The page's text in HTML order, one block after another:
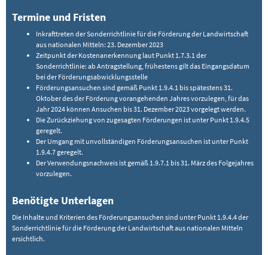
Termine und Fristen
Inkrafttreten der Sonderrichtlinie für die Förderung der Landwirtschaft
aus nationalen Mitteln: 23. Dezember 2023
Zeitpunkt der Kostenanerkennung laut Punkt 1.7.3.1 der
Sonderrichtlinie: ab Antragstellung, frühestens gilt das Eingangsdatum
bei der Förderungsabwicklungsstelle
Förderungsansuchen sind gemäß Punkt 1.9.4.1 bis spätestens 31.
Oktober des der Förderung vorangehenden Jahres vorzulegen, für das
Jahr 2024 können Ansuchen bis 31. Dezember 2023 vorgelegt werden.
Die Zurückziehung von zugesagten Förderungen ist unter Punkt 1.9.4.5
geregelt.
Der Umgang mit unvollständigen Förderungsansuchen ist unter Punkt
1.9.4.7 geregelt.
Der Verwendungsnachweis ist gemäß 1.9.7.1 bis 31. März des Folgejahres
vorzulegen.
Benötigte Unterlagen
Die Inhalte und Kriterien des Förderungsansuchen sind unter Punkt 1.9.4.4 der
Sonderrichtlinie für die Förderung der Landwirtschaft aus nationalen Mitteln
ersichtlich.